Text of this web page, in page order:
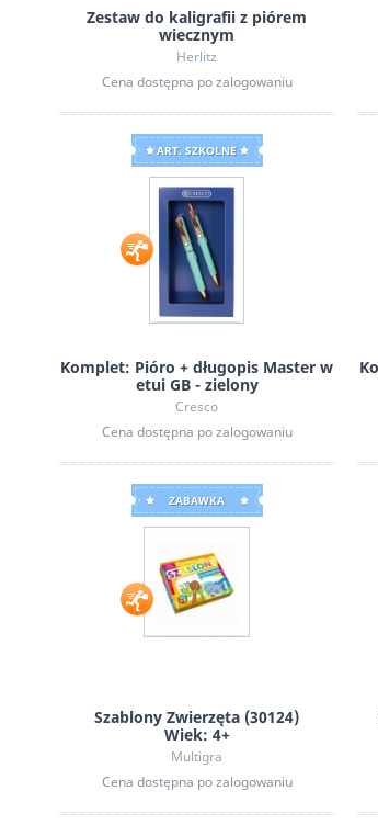
Zestaw do kaligrafii z piórem
wiecznym
Herlitz
Cena dostępna po zalogowaniu
ART. SZKOLNE
Komplet: Pióro + długopis Master w
etui GB - zielony
Cresco
Cena dostępna po zalogowaniu
ZABAWKA
Szablony Zwierzęta (30124)
Wiek: 4+
Multigra
Cena dostępna po zalogowaniu